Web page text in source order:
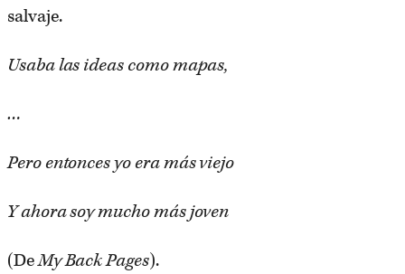
salvaje.
Usaba las ideas como mapas,
…
Pero entonces yo era más viejo
Y ahora soy mucho más joven
(De ​My Back Pages).